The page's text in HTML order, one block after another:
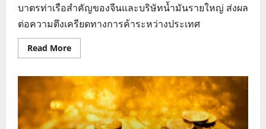
บาตรท่าเรือสำคัญของจีนและบริษัทน้ำมันรายใหญ่ ส่งผล
ต่อความตึงเครียดทางการค้าระหว่างประเทศ
Read MoreRead
more
โน้ม
ราคา
ทอง
24
ต.ค.
68